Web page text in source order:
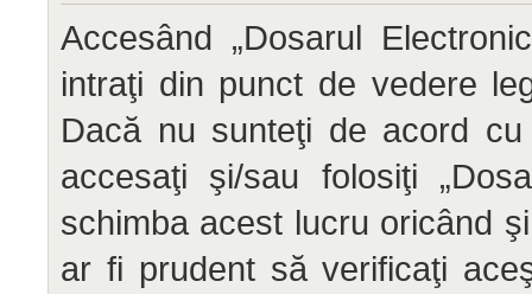
Accesând „Dosarul
intraţi din punct de vedere
Dacă nu sunteţi de acord
accesaţi şi/sau folosiţi
schimba acest lucru oricând
ar fi prudent să verificaţi